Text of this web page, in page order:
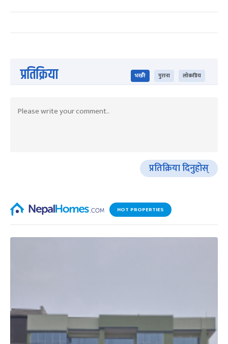
प्रतिक्रिया भर्खरै पुराना लोकप्रिय
प्रतिक्रिया दिनुहोस्
HOT PROPERTIES